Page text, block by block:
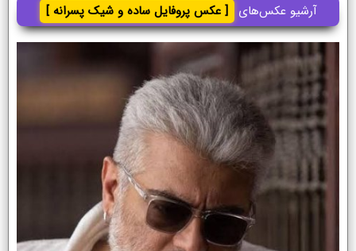
آرشیو عکس‌های [ عکس پروفایل ساده و شیک پسرانه ]